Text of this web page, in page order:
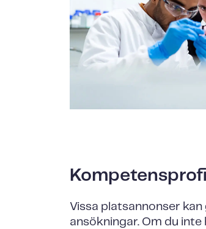
Vissa platsannonser kan
ansökningar. Om du